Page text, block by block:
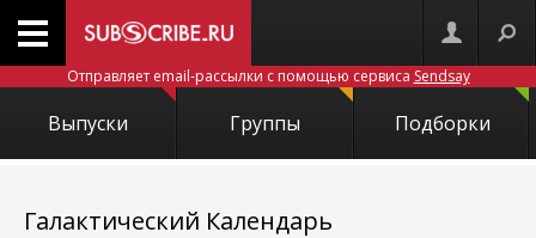
Отправляет email-рассылки с помощью сервиса Sendsay
Выпуски Группы Подборки
Галактический Календарь